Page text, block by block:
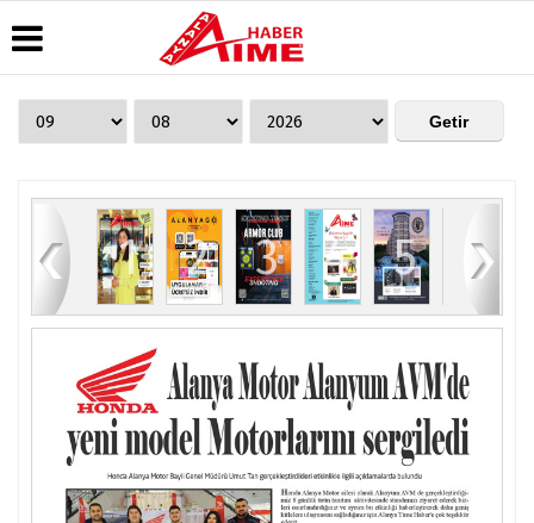
Üye Paneli
Arşivi
Dergi
Arşivi
Günün
Haberleri
Hava
Gazete
Manşetleri
Anketler
Biyografiler
Köşe
Video
Galeri
Foto
Galeri
AlanyaTime
Moovit
Alanya-
Gazipaşa
& Antalya
Canlı Uçak
Seyir
Künye
84 1 2 3 4 5 6